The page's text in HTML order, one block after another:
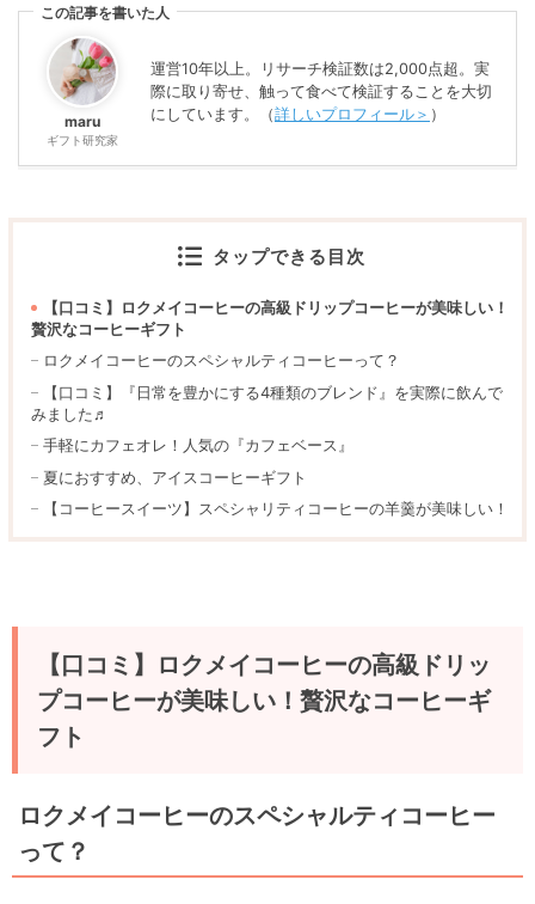
この記事を書いた人
maru
ギフト研究家
運営10年以上。リサーチ検証数は2,000点超。実
際に取り寄せ、触って食べて検証することを大切
にしています。（詳しいプロフィール＞ ）
タップできる目次
【口コミ】ロクメイコーヒーの高級ドリップコーヒーが美味しい！
贅沢なコーヒーギフト
ロクメイコーヒーのスペシャルティコーヒーって？
【口コミ】『日常を豊かにする4種類のブレンド』を実際に飲んで
みました♬
手軽にカフェオレ！人気の『カフェベース』
夏におすすめ、アイスコーヒーギフト
【コーヒースイーツ】スペシャリティコーヒーの羊羹が美味しい！
【口コミ】ロクメイコーヒーの高級ドリッ
プコーヒーが美味しい！贅沢なコーヒーギ
フト
ロクメイコーヒーのスペシャルティコーヒー
って？